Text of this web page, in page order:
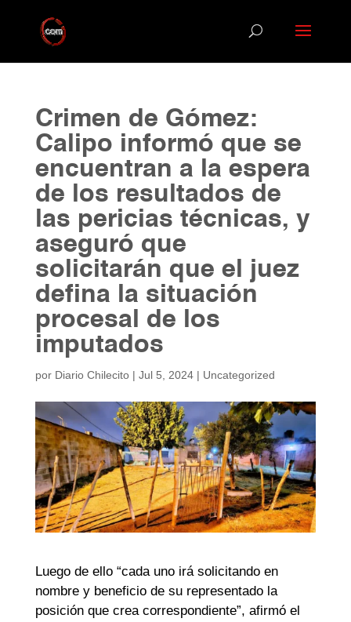
Crimen de Gómez:
Calipo informó que se
encuentran a la espera
de los resultados de
las pericias técnicas, y
aseguró que
solicitarán que el juez
defina la situación
procesal de los
imputados
por Diario Chilecito| Jul 5, 2024| Uncategorized
Luego de ello “cada uno irá solicitando en
nombre y beneficio de su representado la
posición que crea correspondiente”, afirmó el